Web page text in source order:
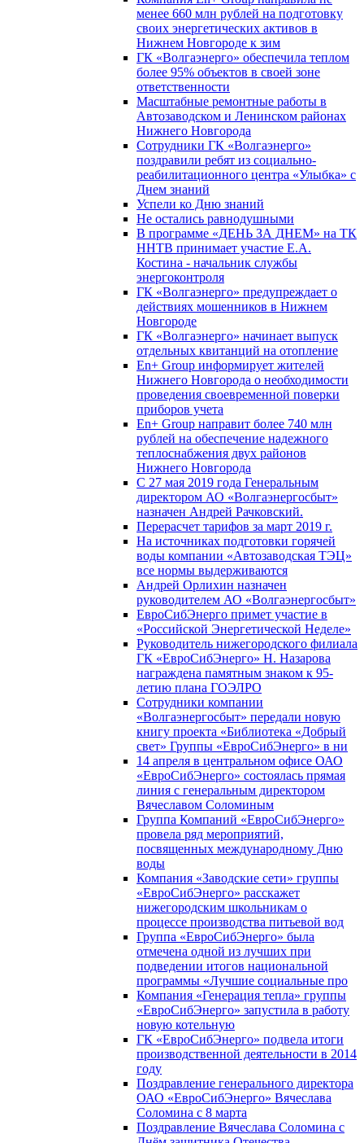
менее 660 млн рублей на подготовку
своих энергетических активов в
Нижнем Новгороде к зим
ГК «Волгаэнерго» обеспечила теплом
более 95% объектов в своей зоне
ответственности
Масштабные ремонтные работы в
Автозаводском и Ленинском районах
Нижнего Новгорода
Сотрудники ГК «Волгаэнерго»
поздравили ребят из социально-
реабилитационного центра «Улыбка» с
Днем знаний
Успели ко Дню знаний
Не остались равнодушными
В программе «ДЕНЬ ЗА ДНЕМ» на ТК
ННТВ принимает участие Е.А.
Костина - начальник службы
энергоконтроля
ГК «Волгаэнерго» предупреждает о
действиях мошенников в Нижнем
Новгороде
ГК «Волгаэнерго» начинает выпуск
отдельных квитанций на отопление
En+ Group информирует жителей
Нижнего Новгорода о необходимости
проведения своевременной поверки
приборов учета
En+ Group направит более 740 млн
рублей на обеспечение надежного
теплоснабжения двух районов
Нижнего Новгорода
С 27 мая 2019 года Генеральным
директором АО «Волгаэнергосбыт»
назначен Андрей Рачковский.
Перерасчет тарифов за март 2019 г.
На источниках подготовки горячей
воды компании «Автозаводская ТЭЦ»
все нормы выдерживаются
Андрей Орлихин назначен
руководителем АО «Волгаэнергосбыт»
ЕвроСибЭнерго примет участие в
«Российской Энергетической Неделе»
Руководитель нижегородского филиала
ГК «ЕвроСибЭнерго» Н. Назарова
награждена памятным знаком к 95-
летию плана ГОЭЛРО
Сотрудники компании
«Волгаэнергосбыт» передали новую
книгу проекта «Библиотека «Добрый
свет» Группы «ЕвроСибЭнерго» в ни
14 апреля в центральном офисе ОАО
«ЕвроСибЭнерго» состоялась прямая
линия с генеральным директором
Вячеславом Соломиным
Группа Компаний «ЕвроСибЭнерго»
провела ряд мероприятий,
посвященных международному Дню
воды
Компания «Заводские сети» группы
«ЕвроСибЭнерго» расскажет
нижегородским школьникам о
процессе производства питьевой вод
Группа «ЕвроСибЭнерго» была
отмечена одной из лучших при
подведении итогов национальной
программы «Лучшие социальные про
Компания «Генерация тепла» группы
«ЕвроСибЭнерго» запустила в работу
новую котельную
ГК «ЕвроСибЭнерго» подвела итоги
производственной деятельности в 2014
году
Поздравление генерального директора
ОАО «ЕвроСибЭнерго» Вячеслава
Соломина с 8 марта
Поздравление Вячеслава Соломина с